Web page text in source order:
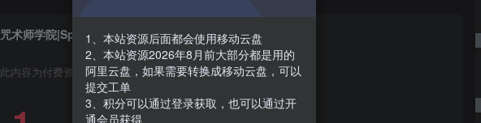
咒术师学院|Spellcaster University|1.06
此内容为付费资源，请付费后查看
1、本站资源后面都会使用移动云盘
2、本站资源2026年8月前大部分都是用的
阿里云盘，如果需要转换成移动云盘，可以
提交工单
3、积分可以通过登录获取，也可以通过开
通会员获得